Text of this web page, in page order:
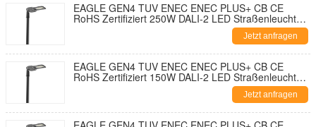
EAGLE GEN4 TUV ENEC ENEC PLUS+ CB CE
RoHS Zertifiziert 250W DALI-2 LED Straßenleuchte
195lm/W mit 7-PIN NEMA Sockel-Kurzschlusskappe
und 10KV SPD Werkzeuglose Öffnung und
Selbstreinigendes Design
Jetzt anfragen
EAGLE GEN4 TUV ENEC ENEC PLUS+ CB CE
RoHS Zertifiziert 150W DALI-2 LED Straßenleuchte
195lm/W Mit 7-PIN NEMA Sockel Shorting Cap und
10KV SPD Werkzeuglose Öffnung und
Selbstreinigendes Design
Jetzt anfragen